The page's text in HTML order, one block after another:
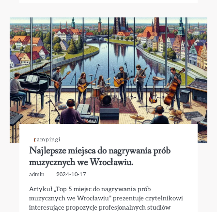
campingi
Najlepsze miejsca do nagrywania prób
muzycznych we Wrocławiu.
admin 2024-10-17
Artykuł „Top 5 miejsc do nagrywania prób
muzycznych we Wrocławiu” prezentuje czytelnikowi
interesujące propozycje profesjonalnych studiów